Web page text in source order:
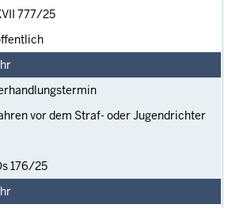
777/25
vor dem Straf- oder Jugendrichter
176/25